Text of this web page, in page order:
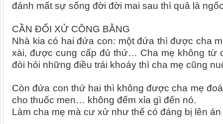
đánh mất sự sống đời đời mai sau thì quả là
CẦN ĐỐI XỬ CÔNG BẰNG
Nhà kia có hai đứa con: một đứa thì được cha
xài, được cung cấp đủ thứ… Cha mẹ không từ
đòi hỏi những điều trái khoáy thì cha mẹ cũng
Còn đứa con thứ hai thì không được cha mẹ
cho thuốc men… không đếm xỉa gì đến nó.
Làm cha mẹ mà cư xử như thế có đáng bị lên